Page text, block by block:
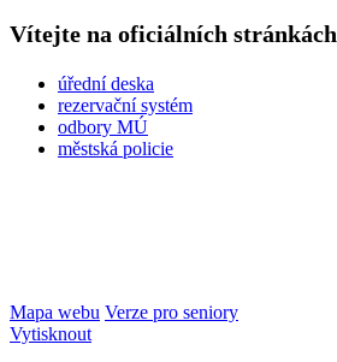
Vítejte na oficiálních stránkách
úřední deska
rezervační systém
odbory MÚ
městská policie
Mapa webu Verze pro seniory
Vytisknout